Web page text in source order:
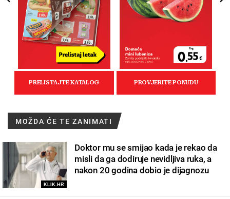
MOŽDA ĆE TE ZANIMATI
KLIK.HR
Doktor mu se smijao kada je rekao da
misli da ga dodiruje nevidljiva ruka, a
nakon 20 godina dobio je dijagnozu